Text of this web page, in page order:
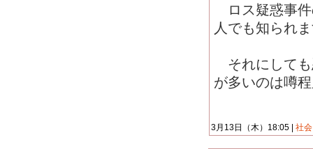
ロス疑惑事件
人でも知られ
それにしても
が多いのは噂
3月13日（木）18:05 | 社